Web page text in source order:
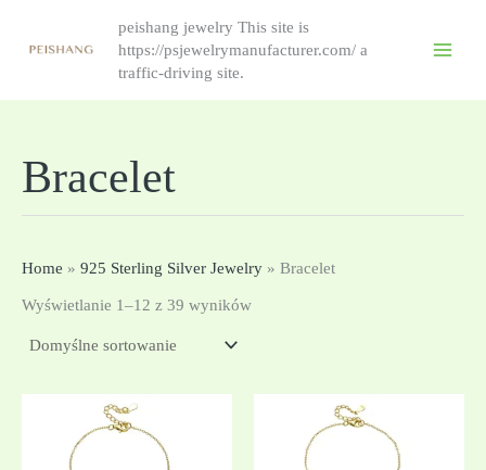
peishang jewelry This site is
https://psjewelrymanufacturer.com/ a
traffic-driving site.
Bracelet
Home » 925 Sterling Silver Jewelry » Bracelet
Wyświetlanie 1–12 z 39 wyników